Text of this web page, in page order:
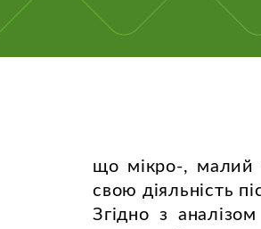
що мікро-, малий
свою діяльність
Згідно з